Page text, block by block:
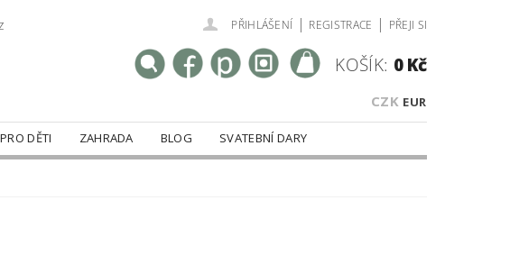
PŘIHLÁŠENÍ | REGISTRACE | PŘEJI SI
CZK EUR
KOŠÍK: 0 Kč
PRO DĚTI ZAHRADA BLOG
SVATEBNÍ DARY